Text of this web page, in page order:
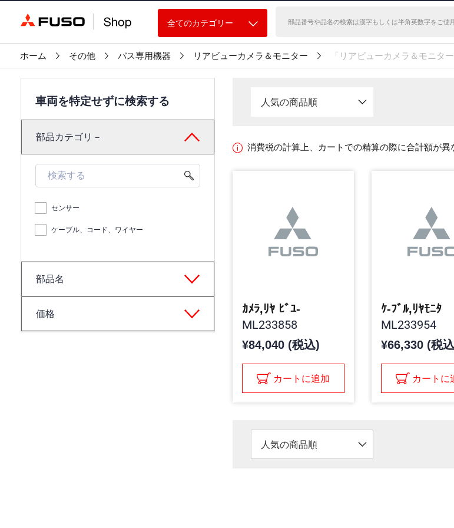
全てのカテゴリー
ホーム その他 バス専用機器 リアビューカメラ＆モニター 「リアビューカメラ＆モニタ
車両を特定せずに検索する
部品カテゴリ－
センサー
ケーブル、コード、ワイヤー
部品名
価格
人気の商品順
消費税の計算上、カートでの精算の際に合計額が異
ｶﾒﾗ,ﾘﾔ ﾋﾞﾕ-
ML233858
¥84,040 (税込)
カートに追加
ｹ-ﾌﾞﾙ,ﾘﾔﾓﾆﾀ
ML233954
¥66,330 (税
カートに
人気の商品順